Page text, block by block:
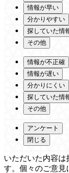
情報が早い
分かりやすい
探していた情
その他
情報が不正確
情報が遅い
分かりにくい
探していた情
その他
アンケート
閉じる
いただいた内容は
す。個々のご意見